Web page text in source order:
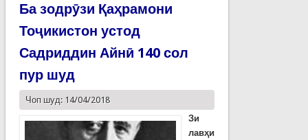
Ба зодрӯзи Қаҳрамони
Тоҷикистон устод
Садриддин Айнӣ 140 сол
пур шуд
Чоп шуд: 14/04/2018
Зи
лавҳи